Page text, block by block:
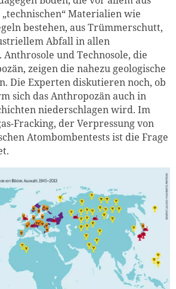
Materialien wie
bestehen, aus Trümmerschutt,
Abfall in allen
und Technosole, die
zeigen die nahezu geologische
Die Experten diskutieren noch, ob
sich das Anthropozän auch in
niederschlagen wird. Im
Fracking, der Verpressung von
Atombombentests ist die Frage